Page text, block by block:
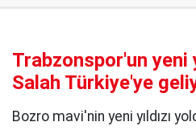
Trabzonspor'un yeni
Salah Türkiye'ye
Bozro mavi'nin yeni yıldızı